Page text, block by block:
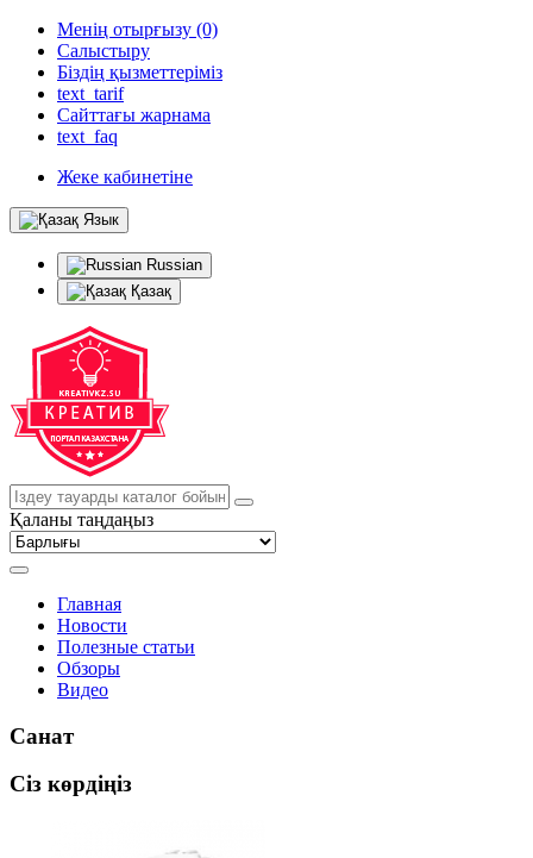
Менің отырғызу (0)
Салыстыру
Біздің қызметтеріміз
text_tarif
Сайттағы жарнама
text_faq
Жеке кабинетіне
Язык
Russian
Қазақ
Қаланы таңдаңыз
Главная
Новости
Полезные статьи
Обзоры
Видео
Санат
Сіз көрдіңіз